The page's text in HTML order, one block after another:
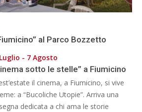
al Parco Bozzetto
- 7 Agosto
sotto le stelle” a Fiumicino
il cinema, a Fiumicino, si vive
a “Bucoliche Utopie”. Arriva una
dedicata a chi ama le storie